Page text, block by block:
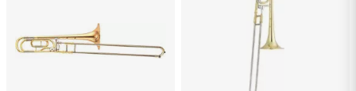
HiFi